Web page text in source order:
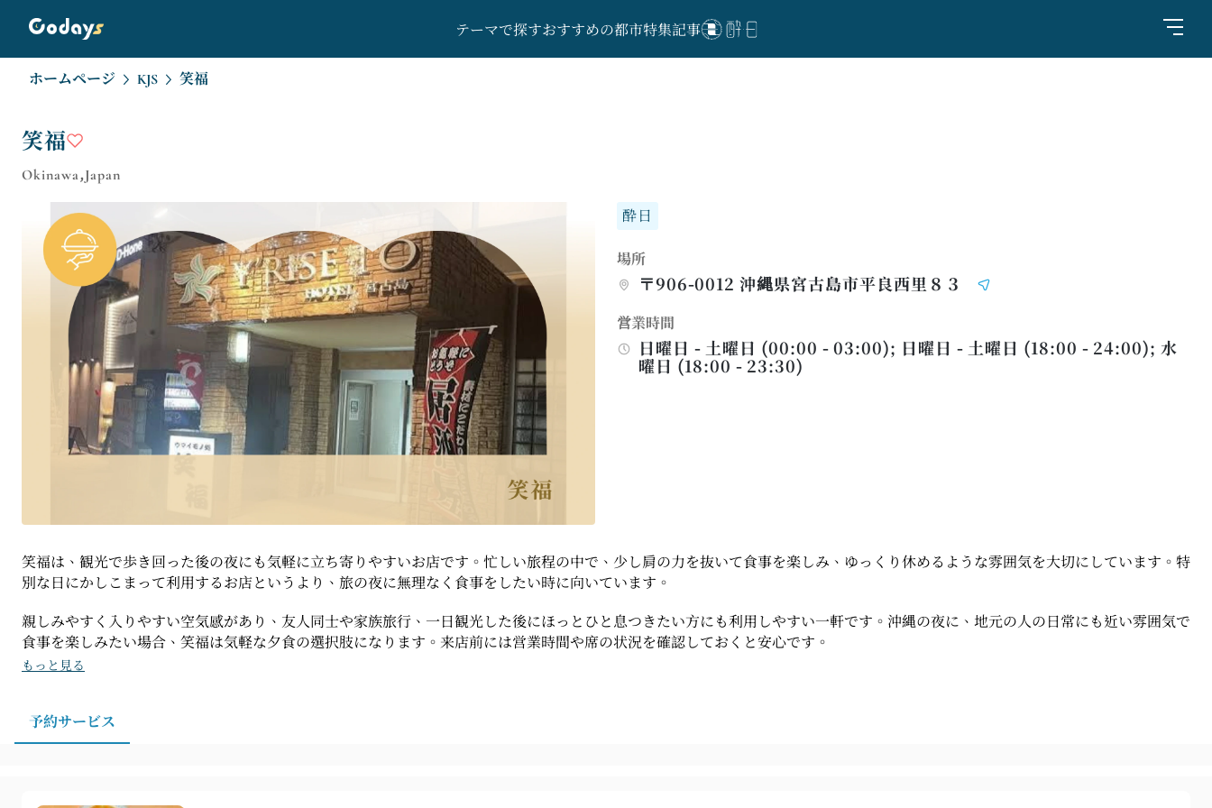
テーマで探すおすすめの都市特集記事
ホームページ KJS 笑福
笑福
Okinawa,Japan
酔日
場所
〒906-0012 沖縄県宮古島市平良西里８３
営業時間
日曜日 - 土曜日 (00:00 - 03:00); 日曜日 - 土曜日 (18:00 - 24:00); 水
曜日 (18:00 - 23:30)
笑福は、観光で歩き回った後の夜にも気軽に立ち寄りやすいお店です。忙しい旅程の中で、少し肩の力を抜いて食事を楽しみ、ゆっくり休めるような雰囲気を大切にしています。特
別な日にかしこまって利用するお店というより、旅の夜に無理なく食事をしたい時に向いています。
親しみやすく入りやすい空気感があり、友人同士や家族旅行、一日観光した後にほっとひと息つきたい方にも利用しやすい一軒です。沖縄の夜に、地元の人の日常にも近い雰囲気で
食事を楽しみたい場合、笑福は気軽な夕食の選択肢になります。来店前には営業時間や席の状況を確認しておくと安心です。
もっと見る
予約サービス